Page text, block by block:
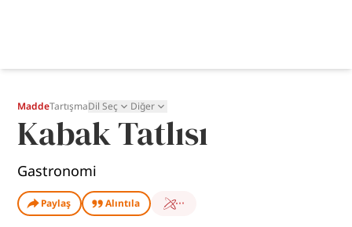
MaddeTartışmaDil Seç Diğer
Kabak Tatlısı
Gastronomi
Paylaş Alıntıla